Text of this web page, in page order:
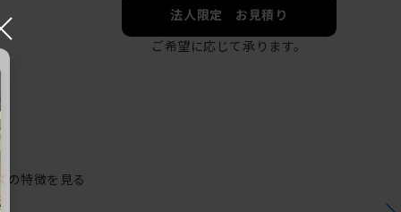
法人限定 お見積り
ご希望に応じて承ります。
の特徴を見る